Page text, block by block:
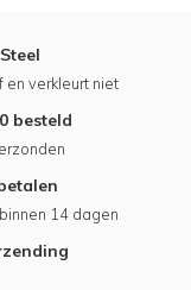
en verkleurt niet
besteld
14 dagen